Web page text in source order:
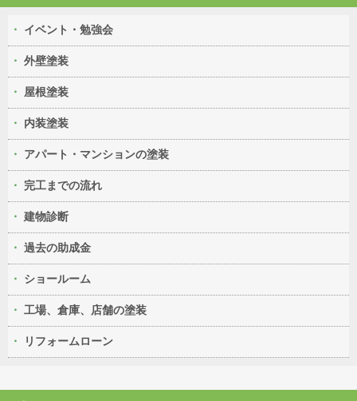
イベント・勉強会
外壁塗装
屋根塗装
内装塗装
アパート・マンションの塗装
完工までの流れ
建物診断
過去の助成金
ショールーム
工場、倉庫、店舗の塗装
リフォームローン